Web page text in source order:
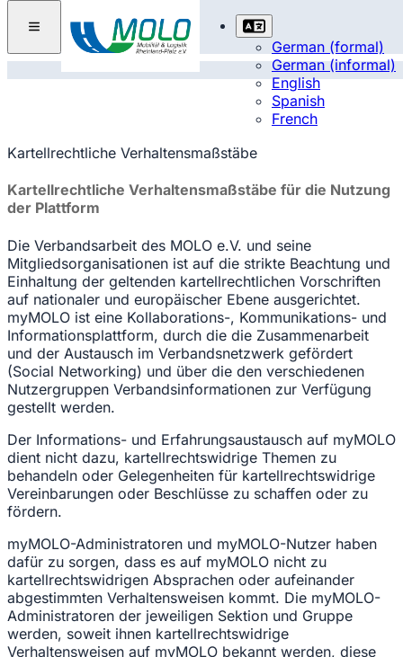
German (formal)
German (informal)
English
Spanish
French
Kartellrechtliche Verhaltensmaßstäbe
Kartellrechtliche Verhaltensmaßstäbe für die Nutzung
der Plattform
Die Verbandsarbeit des MOLO e.V. und seine
Mitgliedsorganisationen ist auf die strikte Beachtung und
Einhaltung der geltenden kartellrechtlichen Vorschriften
auf nationaler und europäischer Ebene ausgerichtet.
myMOLO ist eine Kollaborations-, Kommunikations- und
Informationsplattform, durch die die Zusammenarbeit
und der Austausch im Verbandsnetzwerk gefördert
(Social Networking) und über die den verschiedenen
Nutzergruppen Verbandsinformationen zur Verfügung
gestellt werden.
Der Informations- und Erfahrungsaustausch auf myMOLO
dient nicht dazu, kartellrechtswidrige Themen zu
behandeln oder Gelegenheiten für kartellrechtswidrige
Vereinbarungen oder Beschlüsse zu schaffen oder zu
fördern.
myMOLO-Administratoren und myMOLO-Nutzer haben
dafür zu sorgen, dass es auf myMOLO nicht zu
kartellrechtswidrigen Absprachen oder aufeinander
abgestimmten Verhaltensweisen kommt. Die myMOLO-
Administratoren der jeweiligen Sektion und Gruppe
werden, soweit ihnen kartellrechtswidrige
Verhaltensweisen auf myMOLO bekannt werden, diese